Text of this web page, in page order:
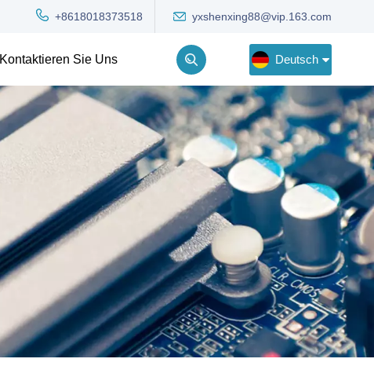
+8618018373518 yxshenxing88@vip.163.com
Kontaktieren Sie Uns Deutsch
English
Deutsch
Русский
한국어
Türkçe